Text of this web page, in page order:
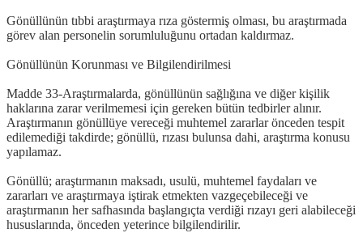
Gönüllünün tıbbi araştırmaya rıza göstermiş olması, bu araştırmada
görev alan personelin sorumluluğunu ortadan kaldırmaz.
Gönüllünün Korunması ve Bilgilendirilmesi
Madde 33-Araştırmalarda, gönüllünün sağlığına ve diğer kişilik
haklarına zarar verilmemesi için gereken bütün tedbirler alınır.
Araştırmanın gönüllüye vereceği muhtemel zararlar önceden tespit
edilemediği takdirde; gönüllü, rızası bulunsa dahi, araştırma konusu
yapılamaz.
Gönüllü; araştırmanın maksadı, usulü, muhtemel faydaları ve
zararları ve araştırmaya iştirak etmekten vazgeçebileceği ve
araştırmanın her safhasında başlangıçta verdiği rızayı geri alabileceği
hususlarında, önceden yeterince bilgilendirilir.